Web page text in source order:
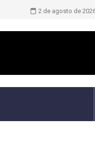
Novo
2 de agosto de